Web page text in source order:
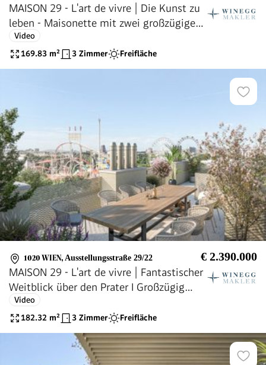
MAISON 29 - L'art de vivre | Die Kunst zu
leben - Maisonette mit zwei großzügigen
Außenbereichen nächst WU und
Messegelände!
Video
169.83 m² 3 Zimmer Freifläche
1020 WIEN, Ausstellungsstraße 29/22 € 2.390.000
MAISON 29 - L'art de vivre | Fantastischer
Weitblick über den Prater I Großzügig
angelegte Maisonette mit 2 Terrassen I
Historisches Türmchen am Dach
Video
182.32 m² 3 Zimmer Freifläche